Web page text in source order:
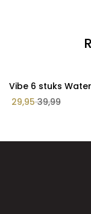
Vibe 6 stuks
29,9539,99